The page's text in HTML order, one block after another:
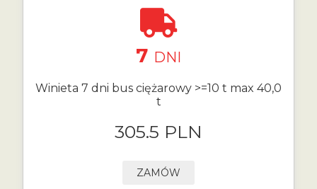
7 DNI
Winieta 7 dni bus ciężarowy >=10 t max 40,0
t
305.5 PLN
ZAMÓW